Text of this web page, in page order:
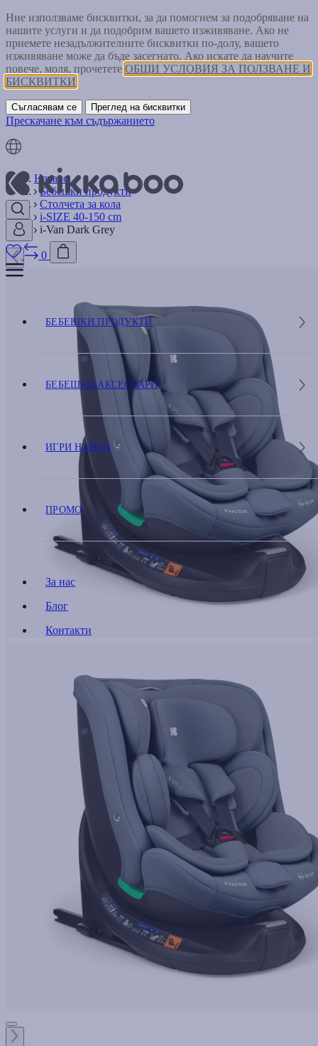
Ние използваме бисквитки, за да помогнем за подобряване на
нашите услуги и да подобрим вашето изживяване. Ако не
приемете незадължителните бисквитки по-долу, вашето
изживяване може да бъде засегнато. Ако искате да научите
повече, моля, прочетете ОБЩИ УСЛОВИЯ ЗА ПОЛЗВАНЕ И
БИСКВИТКИ
Съгласявам се Преглед на бисквитки
Прескачане към съдържанието
0
БЕБЕШКИ ПРОДУКТИ
БЕБЕШКИ АКСЕСОАРИ
ИГРИ НАВЪН
ПРОМО
За нас
Блог
Контакти
Начало
Бебешки продукти
Столчета за кола
i-SIZE 40-150 cm
i-Van Dark Grey